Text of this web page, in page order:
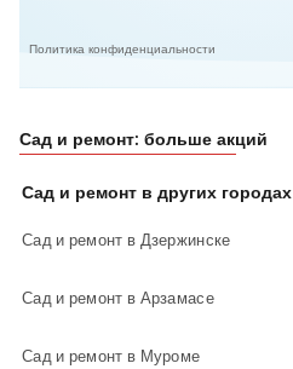
Политика конфиденциальности
Сад и ремонт: больше акций
Сад и ремонт в других городах
Сад и ремонт в Дзержинске
Сад и ремонт в Арзамасе
Сад и ремонт в Муроме